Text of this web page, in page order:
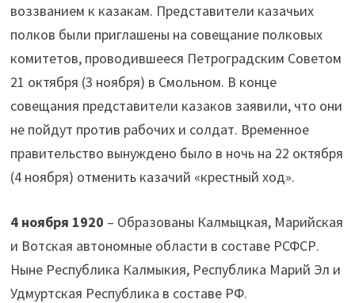
воззванием к казакам. Представители казачьих
полков были приглашены на совещание полковых
комитетов, проводившееся Петроградским Советом
21 октября (3 ноября) в Смольном. В конце
совещания представители казаков заявили, что они
не пойдут против рабочих и солдат. Временное
правительство вынуждено было в ночь на 22 октября
(4 ноября) отменить казачий «крестный ход».
4 ноября 1920 – Образованы Калмыцкая, Марийская
и Вотская автономные области в составе РСФСР.
Ныне Республика Калмыкия, Республика Марий Эл и
Удмуртская Республика в составе РФ.